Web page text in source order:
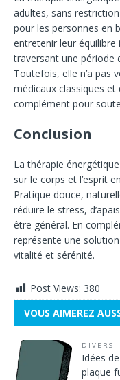
adultes, sans
pour les personnes en
entretenir leur équilibre
traversant une période
Toutefois, elle n’a pas
médicaux classiques
complément pour
Conclusion
La thérapie
sur le corps et l’esprit
Pratique douce,
réduire le stress,
être général. En
représente une
vitalité et sérénité.
Post Views: 380
VOUS AIMEREZ
DIVERS
Idées
plaque